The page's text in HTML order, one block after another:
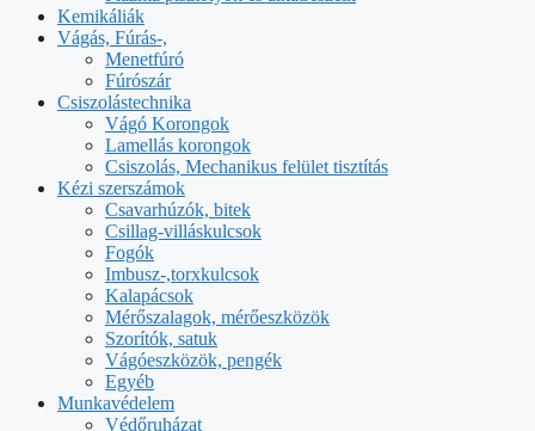
Kemikáliák
Vágás, Fúrás-,
Menetfúró
Fúrószár
Csiszolástechnika
Vágó Korongok
Lamellás korongok
Csiszolás, Mechanikus felület tisztítás
Kézi szerszámok
Csavarhúzók, bitek
Csillag-villáskulcsok
Fogók
Imbusz-,torxkulcsok
Kalapácsok
Mérőszalagok, mérőeszközök
Szorítók, satuk
Vágóeszközök, pengék
Egyéb
Munkavédelem
Védőruházat